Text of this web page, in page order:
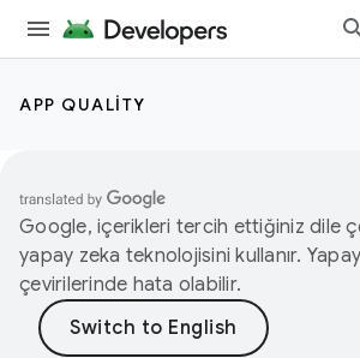
APP QUALITY
Google, içerikleri tercih ettiğiniz dile
yapay zeka teknolojisini kullanır.
çevirilerinde hata olabilir.